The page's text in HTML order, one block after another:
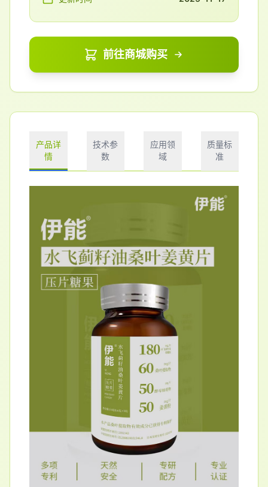
前往商城购买
产品详
情
技术参
数
应用领
域
质量标
准